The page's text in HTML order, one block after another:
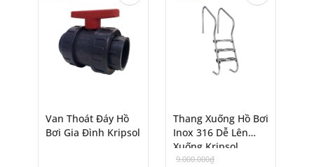
Van Thoát Đáy Hồ
Bơi Gia Đình Kripsol
Thang Xuống Hồ Bơi
Inox 316 Dễ Lên
Xuống Kripsol
9.000.000₫